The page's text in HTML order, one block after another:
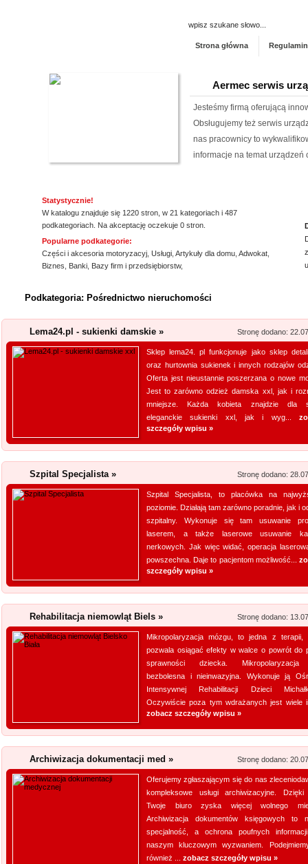
Strona główna
Aermec serwis
Jesteśmy firmą oferującą
Obsługujemy też serwis
nas pracownicy to
informacje na temat urządzeń
Oferujemy zgłaszającym się
archiwizacyjne. Dzięki nam
Archiwizacja dokumentów
informacji jest naszym
Szukasz godnego zaufania
przejrzyj naszą propozycję.
pasteryzacji i szereg innych
jeżeli tym, czego szukasz, są
Rehabilitacja
o powrót do pełnej
Michałkowo. Oczywiście
dopasowan...
Szpital Specjalista
Szpital Specjalista, to
poradnie, jak i oddział
laserowa jest powszechna.
Kwant-Lab -
Akredytowane laboratorium
odwiedzić każdy, kogo
środowisku pracy i nie tylko.
aparaturę oraz wiedzę, by
elektro...
Lema24.pl -
Sklep lema24. pl funkcjonuje
innych rodzajów odzieży.
Jest to zarówno odzież
znajdzie dla siebie
Kalendarz
Statystycznie!
W katalogu znajduje się 1220 stron, w 21 kategoriach i 487
podkategoriach. Na akceptację oczekuje 0 stron.
Popularne podkategorie:
Części i akcesoria motoryzacyj Usługi Artykuły dla domu Adwokat
Biznes
Banki Bazy firm i przedsiębiorstw,
Podkategoria: Pośrednictwo nieruchomości
Lema24.pl - sukienki damskie » Stronę dodano:
Sklep lema24. pl funkcjonuje jako sklep
oraz hurtownia sukienek i innych rodzajów
Oferta jest nieustannie poszerzana o nowe
Jest to zarówno odzież damska xxl, jak i
mniejsze. Każda kobieta znajdzie dla
eleganckie sukienki xxl, jak i wyg...
szczegóły wpisu »
Szpital Specjalista » Stronę dodano:
Szpital Specjalista, to placówka na
poziomie. Działają tam zarówno poradnie, jak i
szpitalny. Wykonuje się tam usuwanie
laserem, a także laserowe usuwanie
nerkowych. Jak więc widać, operacja
powszechna. Daje to pacjentom możliwość...
szczegóły wpisu »
Rehabilitacja niemowląt Biels » Stronę dodano:
Mikropolaryzacja mózgu, to jedna z terapii,
pozwala osiągać efekty w walce o powrót do
sprawności dziecka.
bezbolesna i nieinwazyjna. Wykonuje ją
Intensywnej Rehabilitacji Dzieci
Oczywiście poza tym wdrażanych jest wiele
zobacz szczegóły wpisu »
Archiwizacja dokumentacji med » Stronę dodano:
Oferujemy zgłaszającym się do nas
kompleksowe usługi archiwizacyjne.
Twoje biuro zyska więcej wolnego
Archiwizacja dokumentów księgowych to
specjalność, a ochrona poufnych
naszym kluczowym wyzwaniem.
również ... zobacz szczegóły wpisu »